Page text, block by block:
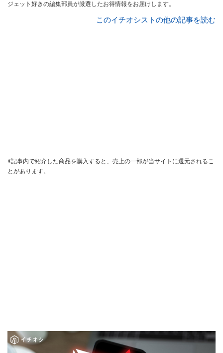
ジェット好きの編集部員が厳選したお得情報をお届けします。
このイチオシストの他の記事を読む
※記事内で紹介した商品を購入すると、売上の一部が当サイトに還元されるこ
とがあります。